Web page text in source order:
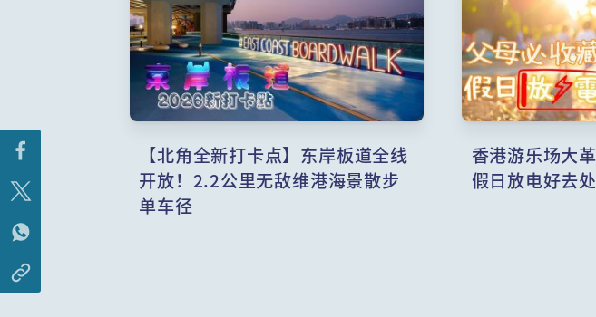
【北角全新打卡点】东岸板道全线
开放！2.2公里无敌维港海景散步
单车径
香港游乐场大
假日放电好去